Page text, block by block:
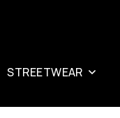
STREETWEAR